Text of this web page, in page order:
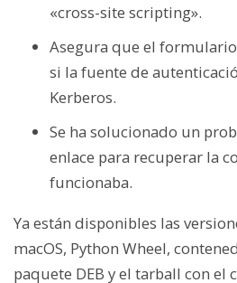
«cross-site scripting».
Asegura que el
si la fuente de
Kerberos.
Se ha solucionado un
enlace para recuperar la
funcionaba.
Ya están disponibles las
macOS, Python Wheel,
paquete DEB y el tarball con el